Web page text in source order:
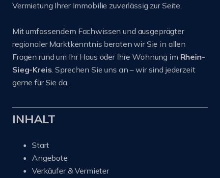
Vermietung Ihrer Immobilie zuverlässig zur Seite.
Mit umfassendem Fachwissen und ausgeprägter
regionaler Marktkenntnis beraten wir Sie in allen
Fragen rund um Ihr Haus oder Ihre Wohnung im Rhein-
Sieg-Kreis. Sprechen Sie uns an – wir sind jederzeit
gerne für Sie da.
INHALT
Start
Angebote
Verkäufer & Vermieter